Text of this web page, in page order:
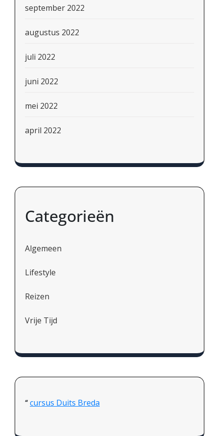
september 2022
augustus 2022
juli 2022
juni 2022
mei 2022
april 2022
Categorieën
Algemeen
Lifestyle
Reizen
Vrije Tijd
cursus Duits Breda